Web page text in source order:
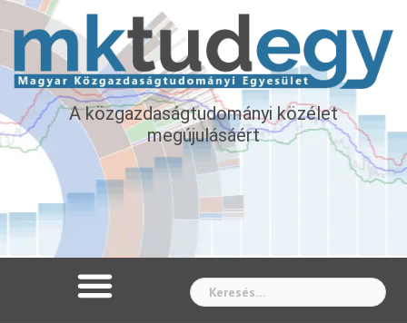
A közgazdaságtudományi közélet
megújulásáért